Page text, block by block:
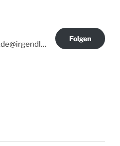
@irgendlink.de@irgendlink.de
Folgen